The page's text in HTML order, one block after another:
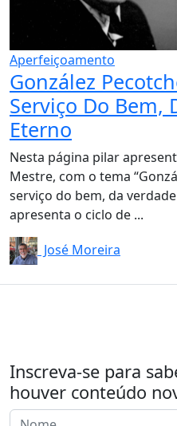
Aperfeiçoamento
González
Serviço Do Bem,
Eterno
Nesta página pilar
Mestre, com o tema
serviço do bem, da
apresenta o ciclo de ...
José Moreira
Inscreva-se para
houver conteúdo